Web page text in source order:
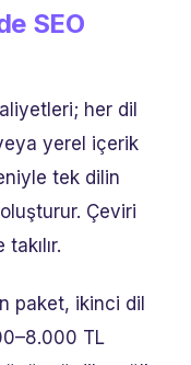
SEO
her dil
yerel içerik
tek dilin
Çeviri
paket, ikinci dil
TL